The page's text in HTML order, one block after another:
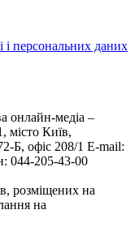
і персональних даних
онлайн-медіа –
місто Київ,
офіс 208/1 E-mail:
044-205-43-00
розміщених на
на